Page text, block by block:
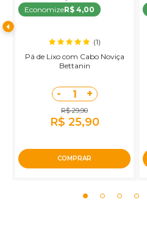
EconomizeR$ 4,00
(1)
Pá de Lixo com Cabo Noviça
Bettanin
- 1 +
R$ 29,90
R$ 25,90
COMPRAR